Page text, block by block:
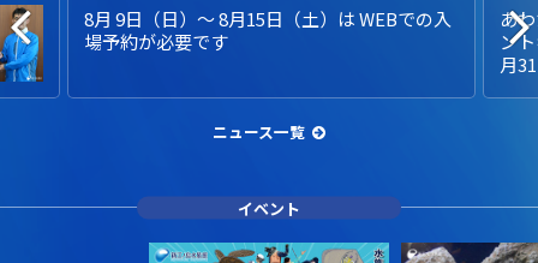
8月 9日（日）～ 8月15日（土）は WEBでの入
場予約が必要です
あ
ン
月
ニュース一覧
イベント